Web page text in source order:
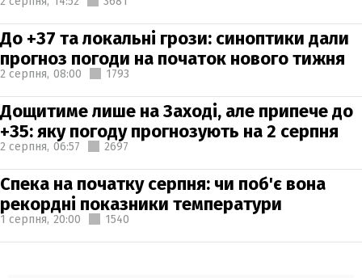
До +37 та локальні грози: синоптики дали
прогноз погоди на початок нового тижня
2 серпня, 08:00 1793
Дощитиме лише на Заході, але припече до
+35: яку погоду прогнозують на 2 серпня
2 серпня, 06:57 2697
Спека на початку серпня: чи поб'є вона
рекордні показники температури
1 серпня, 20:00 1540